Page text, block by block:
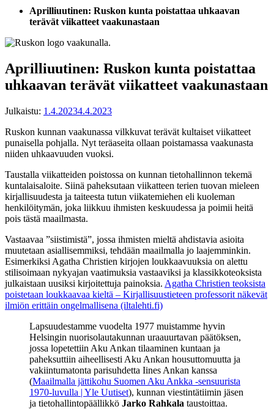
Aprilliuutinen: Ruskon kunta poistattaa uhkaavan
terävät viikatteet vaakunastaan
Aprilliuutinen: Ruskon kunta poistattaa
uhkaavan terävät viikatteet vaakunastaan
Julkaistu: 1.4.20234.4.2023
Ruskon kunnan vaakunassa vilkkuvat terävät kultaiset viikatteet
punaisella pohjalla. Nyt teräaseita ollaan poistamassa vaakunasta
niiden uhkaavuuden vuoksi.
Taustalla viikatteiden poistossa on kunnan tietohallinnon tekemä
kuntalaisaloite. Siinä paheksutaan viikatteen terien tuovan mieleen
kirjallisuudesta ja taiteesta tutun viikatemiehen eli kuoleman
henkilöitymän, joka liikkuu ihmisten keskuudessa ja poimii heitä
pois tästä maailmasta.
Vastaavaa ”siistimistä”, jossa ihmisten mieltä ahdistavia asioita
muutetaan asiallisemmiksi, tehdään maailmalla jo laajemminkin.
Esimerkiksi Agatha Christien kirjojen loukkaavuuksia on alettu
stilisoimaan nykyajan vaatimuksia vastaaviksi ja klassikkoteoksista
julkaistaan uusiksi kirjoitettuja painoksia. Agatha Christien teoksista
poistetaan loukkaavaa kieltä – Kirjallisuustieteen professorit näkevät
ilmiön erittäin ongelmallisena (iltalehti.fi)
Lapsuudestamme vuodelta 1977 muistamme hyvin
Helsingin nuorisolautakunnan uraauurtavan päätöksen,
jossa lopetettiin Aku Ankan tilaaminen kuntaan ja
paheksuttiin aiheellisesti Aku Ankan housuttomuutta ja
vakiintumatonta parisuhdetta Iines Ankan kanssa
(Maailmalla jättikohu Suomen Aku Ankka -sensuurista
1970-luvulla | Yle Uutiset), kunnan viestintätiimin jäsen
ja tietohallintopäällikkö Jarko Rahkala taustoittaa.